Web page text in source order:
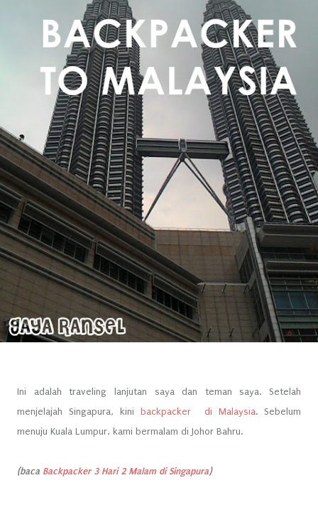
Ini adalah traveling lanjutan saya dan teman saya. Setelah
menjelajah Singapura, kini
backpacker di Malaysia. Sebelum
menuju Kuala Lumpur, kami bermalam di Johor Bahru.
(baca Backpacker 3 Hari 2 Malam di Singapura)